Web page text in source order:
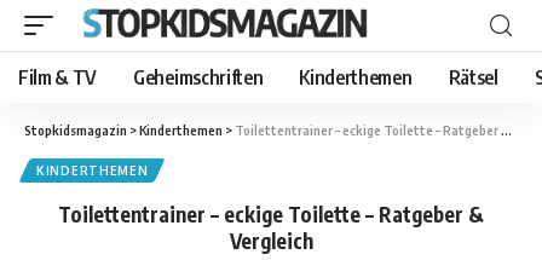
Film & TV Geheimschriften Kinderthemen Rätsel
Stopkidsmagazin >Kinderthemen > Toilettentrainer – eckige Toilette – Ratgeber & Vergleich
KINDERTHEMEN
Toilettentrainer – eckige Toilette – Ratgeber &
Vergleich